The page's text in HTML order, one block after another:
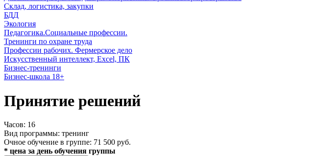
Склад, логистика, закупки
БДД
Экология
Педагогика.Социальные профессии.
Тренинги по охране труда
Профессии рабочих. Фермерское дело
Искусственный интеллект, Excel, ПК
Бизнес-тренинги
Бизнес-школа 18+
Принятие решений
Часов: 16
Вид программы: тренинг
Очное обучение в группе: 71 500 руб.
* цена за день обучения группы